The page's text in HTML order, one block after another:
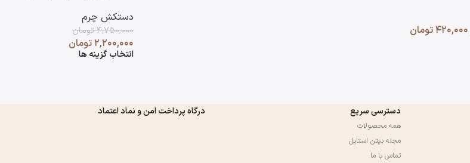
۴۲۰,۰۰۰تومان
دستکش چرم
۴,۷۵۰,۰۰۰تومان
۲,۲۰۰,۰۰۰تومان
انتخاب گزینه ها
دسترسی سریع
همه محصولات
مجله بیتن استایل
تماس با ما
درگاه پرداخت امن و نماد اعتماد